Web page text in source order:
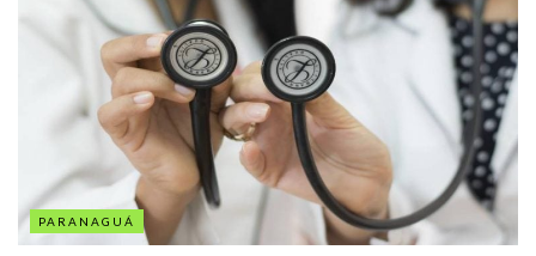
PARANAGUÁ